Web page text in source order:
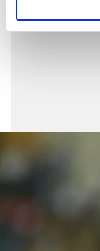
elimizden gelen
kullanılmaktadır.
verileriniz
toplumu
kılınması ve